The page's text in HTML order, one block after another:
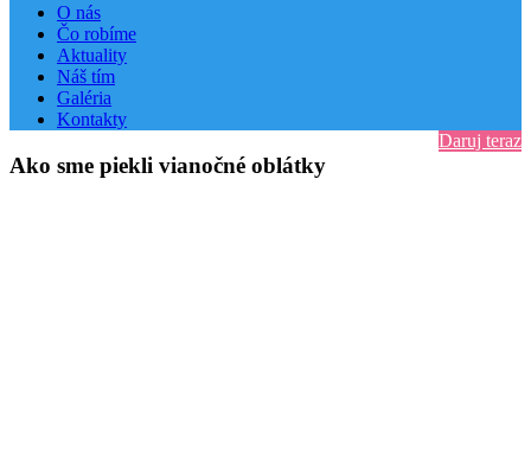
O nás
Čo robíme
Aktuality
Náš tím
Galéria
Kontakty
Daruj teraz
Ako sme piekli vianočné oblátky